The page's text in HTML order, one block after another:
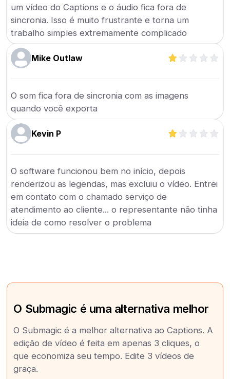
um vídeo do Captions e o áudio fica fora de
sincronia. Isso é muito frustrante e torna um
trabalho simples extremamente complicado
Mike Outlaw
O som fica fora de sincronia com as imagens
quando você exporta
Kevin P
O software funcionou bem no início, depois
renderizou as legendas, mas excluiu o vídeo. Entrei
em contato com o chamado serviço de
atendimento ao cliente... o representante não tinha
ideia de como resolver o problema
O Submagic é uma alternativa melhor
O Submagic é a melhor alternativa ao Captions. A
edição de vídeo é feita em apenas 3 cliques, o
que economiza seu tempo. Edite 3 vídeos de
graça.